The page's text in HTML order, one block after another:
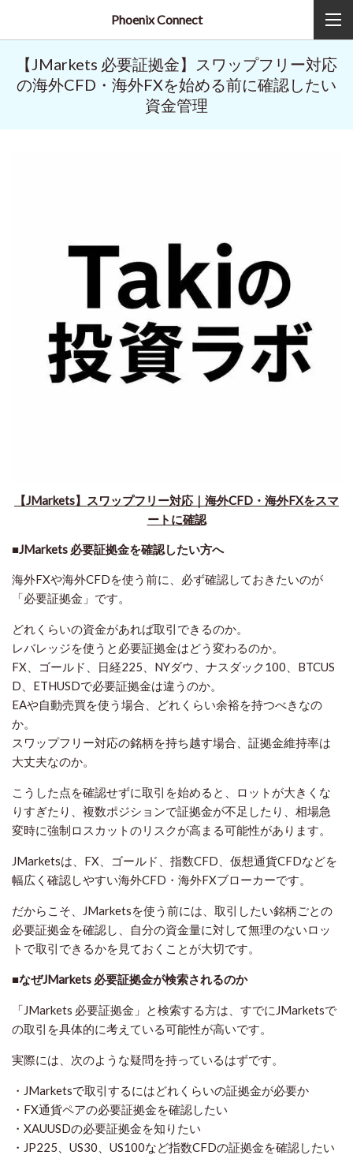
Phoenix Connect
【JMarkets 必要証拠金】スワップフリー対応
の海外CFD・海外FXを始める前に確認したい
資金管理
【JMarkets】スワップフリー対応｜海外CFD・海外FXをスマ
ートに確認
■JMarkets 必要証拠金を確認したい方へ
海外FXや海外CFDを使う前に、必ず確認しておきたいのが
「必要証拠金」です。
どれくらいの資金があれば取引できるのか。
レバレッジを使うと必要証拠金はどう変わるのか。
FX、ゴールド、日経225、NYダウ、ナスダック100、BTCUS
D、ETHUSDで必要証拠金は違うのか。
EAや自動売買を使う場合、どれくらい余裕を持つべきなの
か。
スワップフリー対応の銘柄を持ち越す場合、証拠金維持率は
大丈夫なのか。
こうした点を確認せずに取引を始めると、ロットが大きくな
りすぎたり、複数ポジションで証拠金が不足したり、相場急
変時に強制ロスカットのリスクが高まる可能性があります。
JMarketsは、FX、ゴールド、指数CFD、仮想通貨CFDなどを
幅広く確認しやすい海外CFD・海外FXブローカーです。
だからこそ、JMarketsを使う前には、取引したい銘柄ごとの
必要証拠金を確認し、自分の資金量に対して無理のないロッ
トで取引できるかを見ておくことが大切です。
■なぜJMarkets 必要証拠金が検索されるのか
「JMarkets 必要証拠金」と検索する方は、すでにJMarketsで
の取引を具体的に考えている可能性が高いです。
実際には、次のような疑問を持っているはずです。
・JMarketsで取引するにはどれくらいの証拠金が必要か
・FX通貨ペアの必要証拠金を確認したい
・XAUUSDの必要証拠金を知りたい
・JP225、US30、US100など指数CFDの証拠金を確認したい